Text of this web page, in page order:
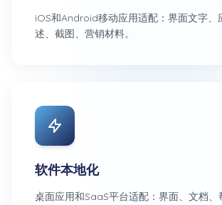
iOS和Android移动应用适配：界面文字、
述、截图、营销材料。
软件本地化
桌面应用和SaaS平台适配：界面、文档、